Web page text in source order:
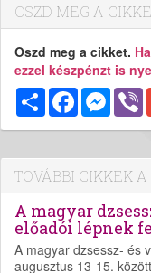
OSZD MEG A
Oszd meg a cikket.
ezzel készpénzt is
MegosztásFacebook
TOVÁBBI CIKKEK
A magyar
előadói lépnek
A magyar dzsessz- és
augusztus 13-15.